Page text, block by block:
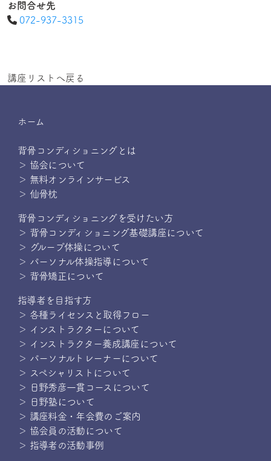
お問合せ先
072-937-3315
講座リストへ戻る
ホーム
背骨コンディショニングとは
＞ 協会について
＞ 無料オンラインサービス
＞ 仙骨枕
背骨コンディショニングを受けたい方
＞ 背骨コンディショニング基礎講座について
＞ グループ体操について
＞ パーソナル体操指導について
＞ 背骨矯正について
指導者を目指す方
＞ 各種ライセンスと取得フロー
＞ インストラクターについて
＞ インストラクター養成講座について
＞ パーソナルトレーナーについて
＞ スペシャリストについて
＞ 日野秀彦一貫コースについて
＞ 日野塾について
＞ 講座料金・年会費のご案内
＞ 協会員の活動について
＞ 指導者の活動事例